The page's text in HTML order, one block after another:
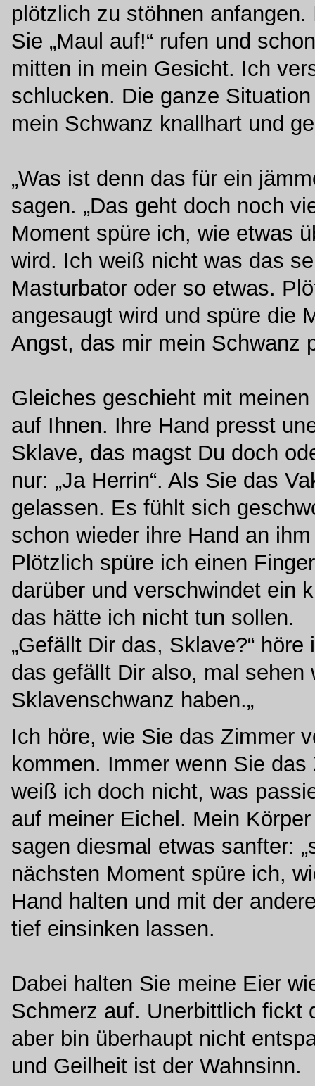
plötzlich zu stöhnen
Sie „Maul auf!“ rufen und
mitten in mein Gesicht. Ich
schlucken. Die ganze
mein Schwanz knallhart und
„Was ist denn das für ein
sagen. „Das geht doch noch
Moment spüre ich, wie etwas
wird. Ich weiß nicht was das
Masturbator oder so etwas.
angesaugt wird und spüre die
Angst, das mir mein Schwanz
Gleiches geschieht mit
auf Ihnen. Ihre Hand presst
Sklave, das magst Du doch
nur: „Ja Herrin“. Als Sie das
gelassen. Es fühlt sich
schon wieder ihre Hand an
Plötzlich spüre ich einen
darüber und verschwindet ein
das hätte ich nicht tun sollen.
„Gefällt Dir das, Sklave?“
das gefällt Dir also, mal sehen
Sklavenschwanz haben.„
Ich höre, wie Sie das Zimmer
kommen. Immer wenn Sie
weiß ich doch nicht, was
auf meiner Eichel. Mein
sagen diesmal etwas sanfter:
nächsten Moment spüre ich,
Hand halten und mit der
tief einsinken lassen.
Dabei halten Sie meine Eier
Schmerz auf. Unerbittlich fickt
aber bin überhaupt nicht
und Geilheit ist der Wahnsinn.